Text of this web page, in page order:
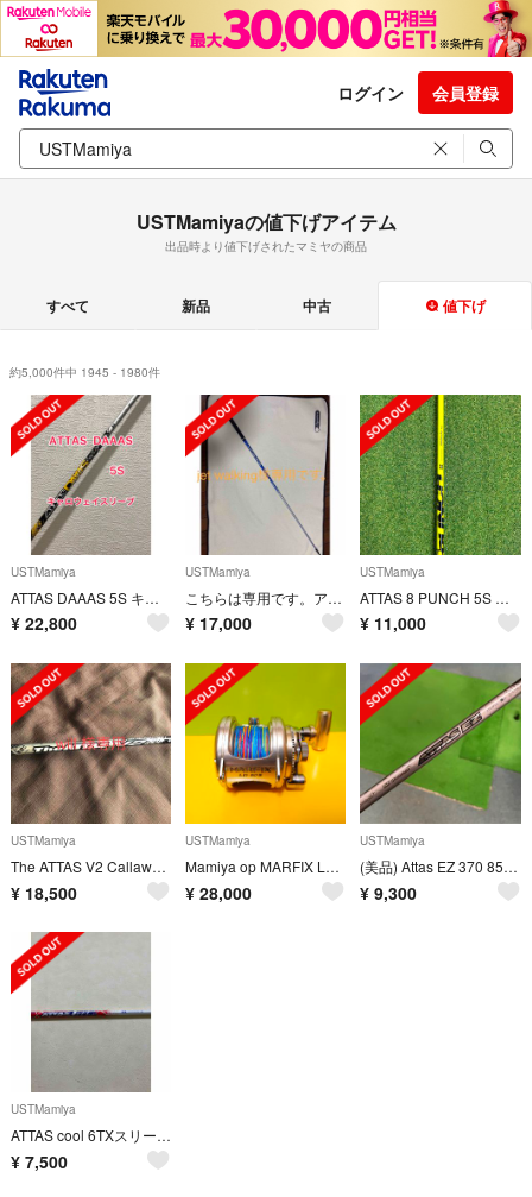
ログイン 会員登録
USTMamiyaの値下げアイテム
出品時より値下げされたマミヤの商品
すべて 新品 中古 値下げ
約5,000件中 1945 - 1980件
USTMamiya
ATTAS DAAAS 5S キャロウェイスリーブ
¥ 22,800
USTMamiya
こちらは専用です。アッタスキング ゴルフクラブ USTMamiya
¥ 17,000
USTMamiya
ATTAS 8 PUNCH 5S キャロウェイスリーブ付シャフト
¥ 11,000
USTMamiya
The ATTAS V2 Callaway用ドライバーシャフト
¥ 18,500
USTMamiya
Mamiya op MARFIX LD20B 海釣り リール
¥ 28,000
USTMamiya
(美品) Attas EZ 370 85s テーラーメイドスリーブ付 シャフト
¥ 9,300
USTMamiya
ATTAS cool 6TXスリーブ付き1 W用シャフト
¥ 7,500